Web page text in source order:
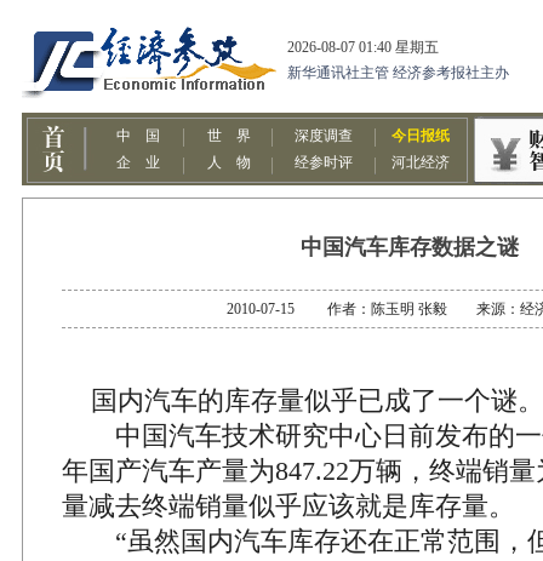
中国汽车库存数据之谜
2010-07-15 作者：陈玉明 张毅 来源：经
国内汽车的库存量似乎已成了一个谜。
中国汽车技术研究中心日前发布的一
年国产汽车产量为847.22万辆，终端销量
量减去终端销量似乎应该就是库存量。
“虽然国内汽车库存还在正常范围，